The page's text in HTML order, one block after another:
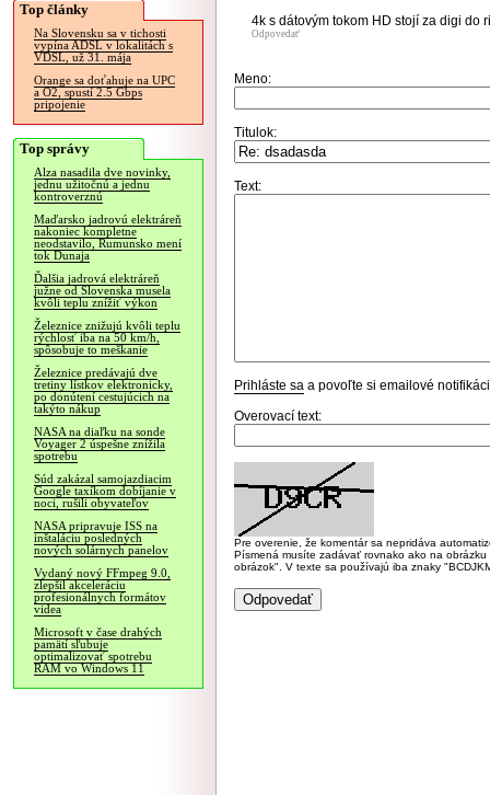
Top články
Na Slovensku sa v tichosti
vypína ADSL v lokalitách s
VDSL, už 31. mája
Orange sa doťahuje na UPC
a O2, spustí 2.5 Gbps
pripojenie
Top správy
Alza nasadila dve novinky,
jednu užitočnú a jednu
kontroverznú
Maďarsko jadrovú elektráreň
nakoniec kompletne
neodstavilo, Rumunsko mení
tok Dunaja
Ďalšia jadrová elektráreň
južne od Slovenska musela
kvôli teplu znížiť výkon
Železnice znižujú kvôli teplu
rýchlosť iba na 50 km/h,
spôsobuje to meškanie
Železnice predávajú dve
tretiny lístkov elektronicky,
po donútení cestujúcich na
takýto nákup
NASA na diaľku na sonde
Voyager 2 úspešne znížila
spotrebu
Súd zakázal samojazdiacim
Google taxíkom dobíjanie v
noci, rušili obyvateľov
NASA pripravuje ISS na
inštaláciu posledných
nových solárnych panelov
Vydaný nový FFmpeg 9.0,
zlepšil akceleráciu
profesionálnych formátov
videa
Microsoft v čase drahých
pamätí sľubuje
optimalizovať spotrebu
RAM vo Windows 11
4k s dátovým tokom HD stojí za digi do
Odpovedať
Meno:
Titulok:
Text:
Prihláste sa a povoľte si emailové
Overovací text:
Pre overenie, že komentár sa nepridáva
Písmená musíte zadávať rovnako ako na
obrázok". V texte sa používajú iba znaky